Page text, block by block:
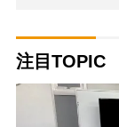
注目TOPIC